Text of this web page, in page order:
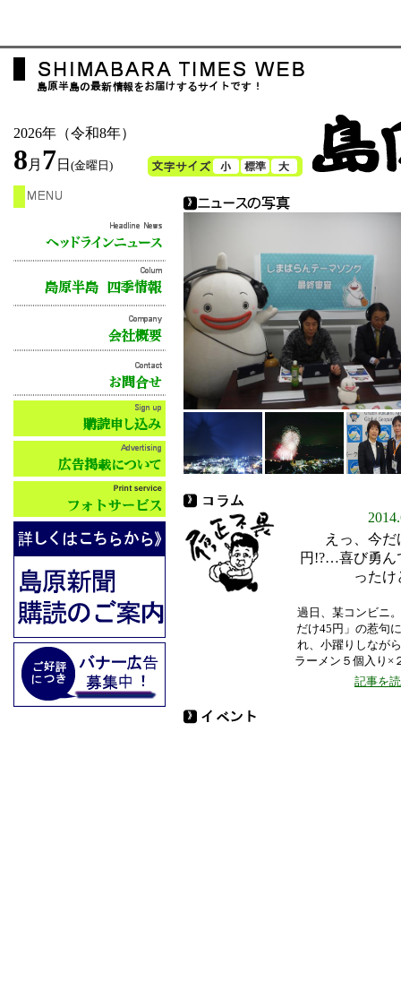
2026年（令和8年）
8 月 7日 (金曜日)
えっ、今だ
円!?…喜び勇ん
った
過日、某コンビニ
だけ45円」の惹句
れ、小躍りしなが
ラーメン５個入り×
記事を